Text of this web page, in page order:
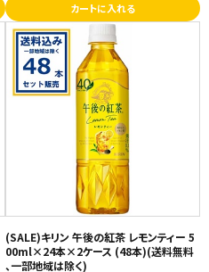
カートに入れる
(SALE)キリン 午後の紅茶 レモンティー 5
00ml×24本×2ケース (48本)(送料無料
、一部地域は除く)